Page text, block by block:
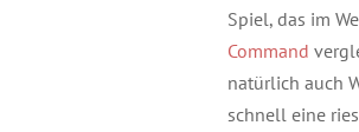
Spiel, das im
Command
natürlich auch
schnell eine